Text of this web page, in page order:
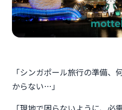
「シンガポール旅行の準備、
からない…」